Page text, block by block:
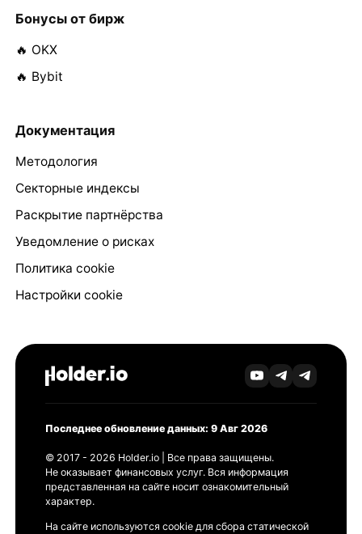
Бонусы от бирж
🔥 OKX
🔥 Bybit
Документация
Методология
Секторные индексы
Раскрытие партнёрства
Уведомление о рисках
Политика cookie
Настройки cookie
Последнее обновление данных: 9 Авг 2026
© 2017 - 2026 Holder.io | Все права защищены.
Не оказывает финансовых услуг. Вся информация
представленная на сайте носит ознакомительный
характер.
На сайте используются cookie для сбора статической